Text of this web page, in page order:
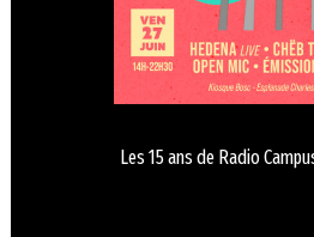
Les 15 ans de Radio